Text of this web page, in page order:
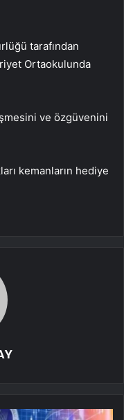
tarafından
Ortaokulunda
ve özgüvenini
kemanların hediye